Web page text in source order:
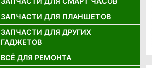
ТЕЛЕФОНОВ
ДИНАМИКИ ДЛЯ РЕТРО
ТЕЛЕФОНОВ
ДИСПЛЕИ ДЛЯ РЕТРО ТЕЛЕФОНОВ
ЗАРЯДНЫЕ УСТРОЙСТВА
ДИСПЛЕИ ДЛЯ СМАРТ ЧАСОВ
АККУМУЛЯТОРЫ ДЛЯ СМАРТ
ЧАСОВ
ЗАПЧАСТИ ДЛЯ ПЛАНШЕТОВ
АККУМУЛЯТОРЫ ДЛЯ ПЛАНШЕТОВ
ДИСПЛЕИ И ТАЧСКРИНЫ ДЛЯ
ПЛАНШЕТОВ
ЗАПЧАСТИ ДЛЯ ДРУГИХ
ГАДЖЕТОВ
ЗАПЧАСТИ ДЛЯ ИГРОВЫХ
ПРИСТАВОК
ВСЁ ДЛЯ РЕМОНТА